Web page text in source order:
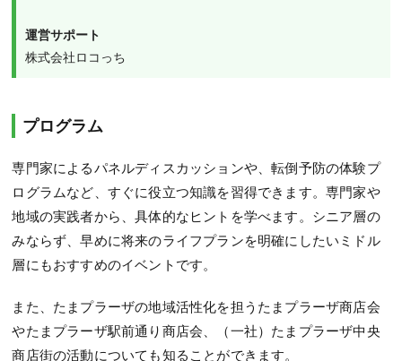
運営サポート
株式会社ロコっち
プログラム
専門家によるパネルディスカッションや、転倒予防の体験プ
ログラムなど、すぐに役立つ知識を習得できます。専門家や
地域の実践者から、具体的なヒントを学べます。シニア層の
みならず、早めに将来のライフプランを明確にしたいミドル
層にもおすすめのイベントです。
また、たまプラーザの地域活性化を担うたまプラーザ商店会
やたまプラーザ駅前通り商店会、（一社）たまプラーザ中央
商店街の活動についても知ることができます。